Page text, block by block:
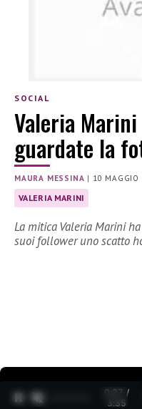
SOCIAL
Valeria
guardate la
MAURA MESSINA | 10 MAGGIO
VALERIA MARINI
La mitica Valeria Marini
suoi follower uno scatto
0:27 /
3:35